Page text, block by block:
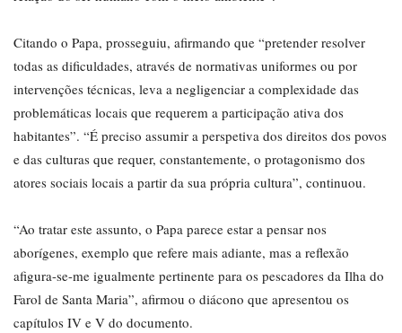
Citando o Papa, prosseguiu, afirmando que “pretender resolver
todas as dificuldades, através de normativas uniformes ou por
intervenções técnicas, leva a negligenciar a complexidade das
problemáticas locais que requerem a participação ativa dos
habitantes”. “É preciso assumir a perspetiva dos direitos dos povos
e das culturas que requer, constantemente, o protagonismo dos
atores sociais locais a partir da sua própria cultura”, continuou.
“Ao tratar este assunto, o Papa parece estar a pensar nos
aborígenes, exemplo que refere mais adiante, mas a reflexão
afigura-se-me igualmente pertinente para os pescadores da Ilha do
Farol de Santa Maria”, afirmou o diácono que apresentou os
capítulos IV e V do documento.